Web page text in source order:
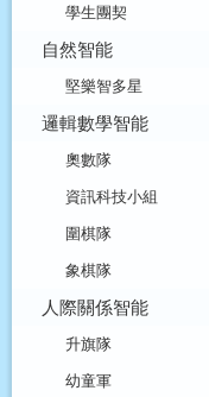
學生團契
自然智能
堅樂智多星
邏輯數學智能
奧數隊
資訊科技小組
圍棋隊
象棋隊
人際關係智能
升旗隊
幼童軍